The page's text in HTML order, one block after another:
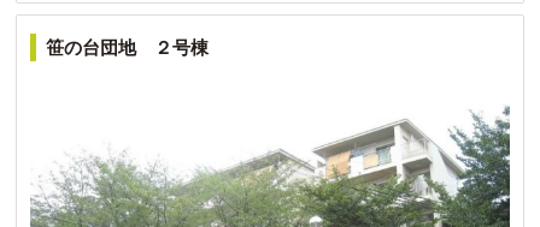
笹の台団地 ２号棟